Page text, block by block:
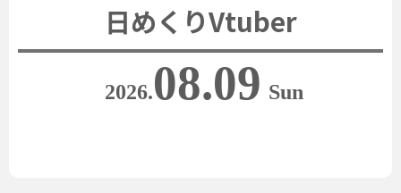
日めくりVtuber
2026.08.09 Sun